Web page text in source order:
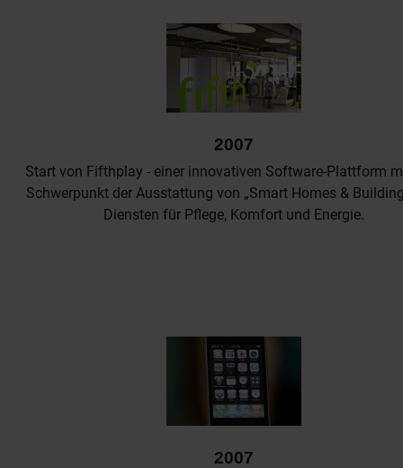
2007
Start von Fifthplay - einer innovativen Software-Plattform
Schwerpunkt der Ausstattung von „Smart Homes &
Diensten für Pflege, Komfort und Energie.
2007